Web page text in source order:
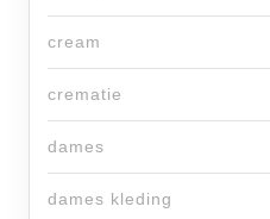
cream
crematie
dames
dames kleding